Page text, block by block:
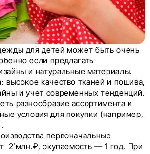
для детей может быть очень
если предлагать
и натуральные материалы.
высокое качество тканей и пошива,
и учет современных тенденций.
разнообразие ассортимента и
условия для покупки (например,
первоначальные
2’млн.₽, окупаемость — 1 год. При